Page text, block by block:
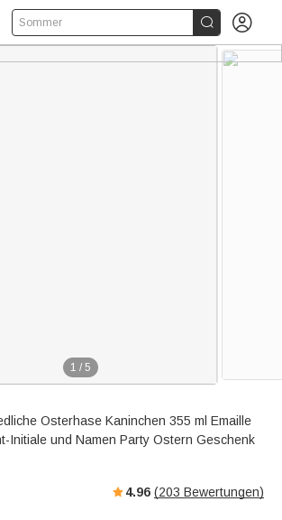
Sommer  
1 / 5
Osterhase Kaninchen 355 ml Emaille
Initiale und Namen Party Ostern Geschenk
4.96 (203 Bewertungen)